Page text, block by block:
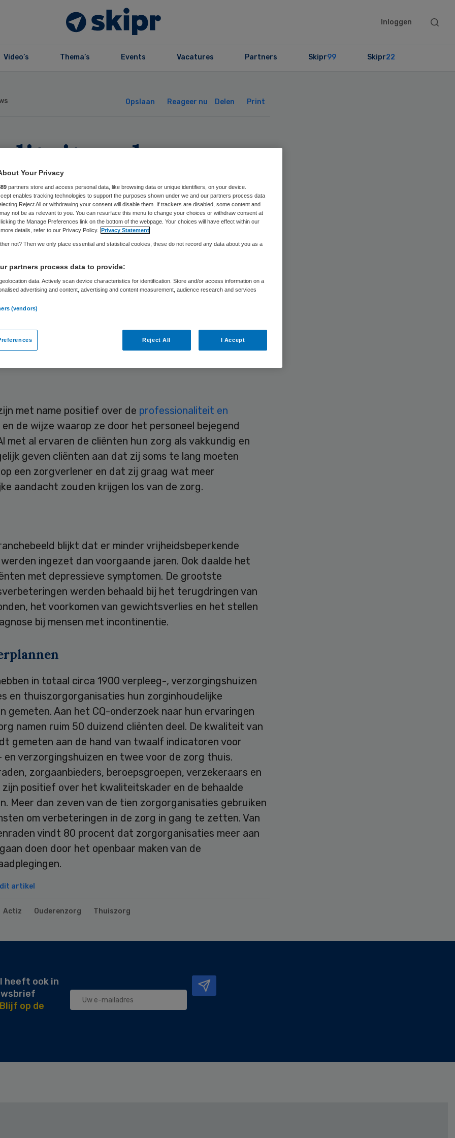
Inloggen
Search
Video’s Thema’s Events Vacatures Partners Skipr99 Skipr22
Opslaan Reageer nu Delen Print
ouderenzorg
verbeterd
Skipr Redactie 16 december 2010,15:01
is in 2009 voor het derde jaar op rij verbeterd.
werden op bijna alle thema’s belangrijke
met de zorg. Dit komt naar voren uit het
2009 van het Kwaliteitskader Verantwoorde zorg.
met name positief over de professionaliteit en
en de wijze waarop ze door het personeel bejegend
met al ervaren de cliënten hun zorg als vakkundig en
geven cliënten aan dat zij soms te lang moeten
een zorgverlener en dat zij graag wat meer
aandacht zouden krijgen los van de zorg.
blijkt dat er minder vrijheidsbeperkende
ingezet dan voorgaande jaren. Ook daalde het
met depressieve symptomen. De grootste
werden behaald bij het terugdringen van
het voorkomen van gewichtsverlies en het stellen
bij mensen met incontinentie.
in totaal circa 1900 verpleeg-, verzorgingshuizen
en thuiszorgorganisaties hun zorginhoudelijke
gemeten. Aan het CQ-onderzoek naar hun ervaringen
namen ruim 50 duizend cliënten deel. De kwaliteit van
gemeten aan de hand van twaalf indicatoren voor
en verzorgingshuizen en twee voor de zorg thuis.
zorgaanbieders, beroepsgroepen, verzekeraars en
zijn positief over het kwaliteitskader en de behaalde
Meer dan zeven van de tien zorgorganisaties gebruiken
om verbeteringen in de zorg in gang te zetten. Van
vindt 80 procent dat zorgorganisaties meer aan
doen door het openbaar maken van de
artikel
Actiz Ouderenzorg Thuiszorg
heeft ook in
Blijf op de
Your Privacy
partners store and access personal data, like browsing data or unique identifiers, on your device.
enables tracking technologies to support the purposes shown under we and our partners process data
Reject All or withdrawing your consent will disable them. If trackers are disabled, some content and
not be as relevant to you. You can resurface this menu to change your choices or withdraw consent at
the Manage Preferences link on the bottom of the webpage. Your choices will have effect within our
details, refer to our Privacy Policy. Privacy Statement
not? Then we only place essential and statistical cookies, these do not record any data about you as a
partners process data to provide:
data. Actively scan device characteristics for identification. Store and/or access information on a
advertising and content, advertising and content measurement, audience research and services
(vendors)
Reject All I Accept